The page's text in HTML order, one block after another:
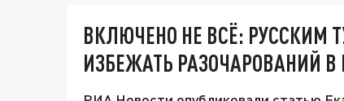
ВКЛЮЧЕНО НЕ ВСЁ: РУССКИМ
ИЗБЕЖАТЬ РАЗОЧАРОВАНИЙ